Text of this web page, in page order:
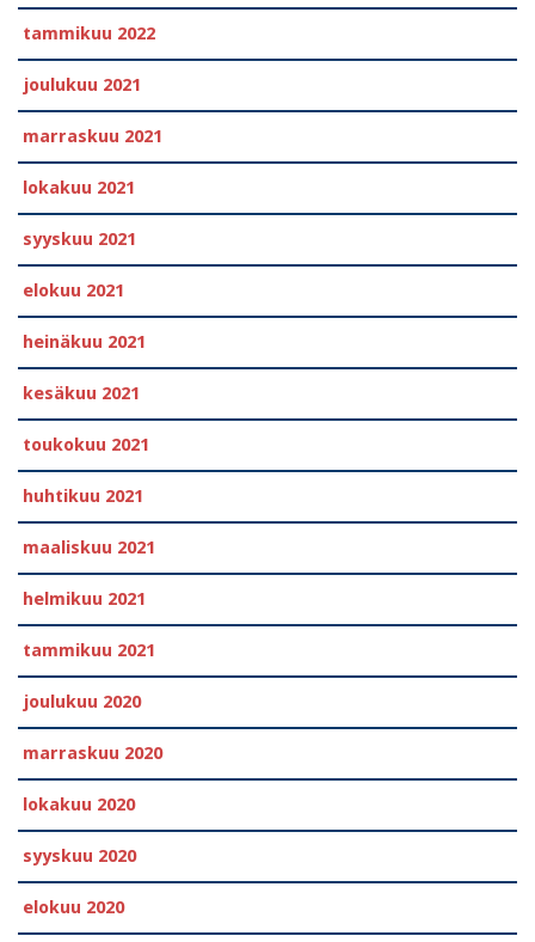
tammikuu 2022
joulukuu 2021
marraskuu 2021
lokakuu 2021
syyskuu 2021
elokuu 2021
heinäkuu 2021
kesäkuu 2021
toukokuu 2021
huhtikuu 2021
maaliskuu 2021
helmikuu 2021
tammikuu 2021
joulukuu 2020
marraskuu 2020
lokakuu 2020
syyskuu 2020
elokuu 2020